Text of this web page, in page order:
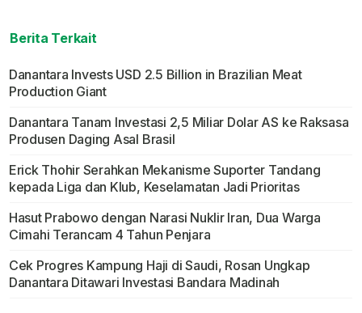
Berita Terkait
Danantara Invests USD 2.5 Billion in Brazilian Meat
Production Giant
Danantara Tanam Investasi 2,5 Miliar Dolar AS ke Raksasa
Produsen Daging Asal Brasil
Erick Thohir Serahkan Mekanisme Suporter Tandang
kepada Liga dan Klub, Keselamatan Jadi Prioritas
Hasut Prabowo dengan Narasi Nuklir Iran, Dua Warga
Cimahi Terancam 4 Tahun Penjara
Cek Progres Kampung Haji di Saudi, Rosan Ungkap
Danantara Ditawari Investasi Bandara Madinah